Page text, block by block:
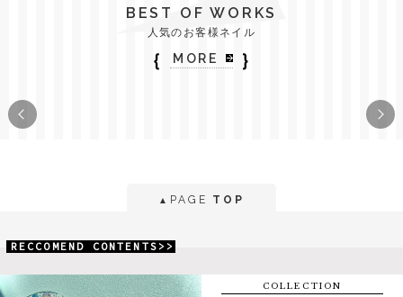
BEST OF WORKS
人気のお客様ネイル
｛ MORE ｝
▲ PAGE TOP
RECCOMEND CONTENTS>>
COLLECTION